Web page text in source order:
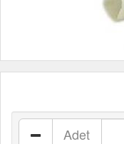
Adet